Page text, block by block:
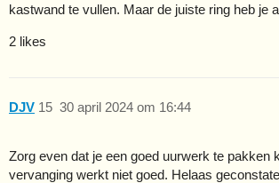
kastwand te vullen. Maar de juiste ring heb je
2 likes
DJV 30 april 2024 om 16:44
15
Zorg even dat je een goed uurwerk te pakken
vervanging werkt niet goed. Helaas